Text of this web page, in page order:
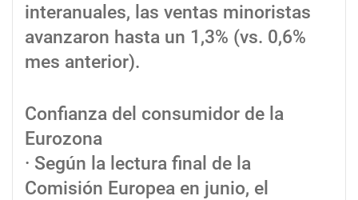
interanuales, las ventas minoristas
avanzaron hasta un 1,3% (vs. 0,6%
mes anterior).
Confianza del consumidor de la
Eurozona
· Según la lectura final de la
Comisión Europea en junio, el